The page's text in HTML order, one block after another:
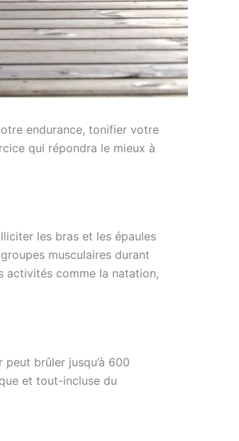
endurance, tonifier votre
qui répondra le mieux à
les bras et les épaules
musculaires durant
activités comme la natation,
brûler jusqu’à 600
et tout-incluse du